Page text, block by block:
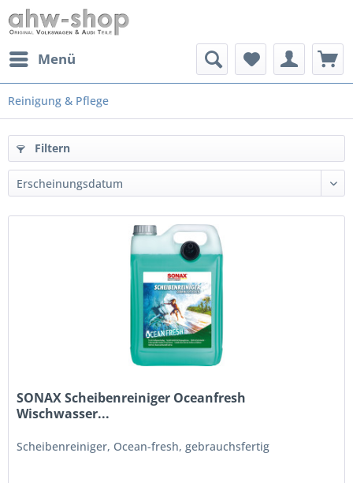
Menü
Reinigung & Pflege
Filtern
SONAX Scheibenreiniger Oceanfresh
Wischwasser...
Scheibenreiniger, Ocean-fresh, gebrauchsfertig